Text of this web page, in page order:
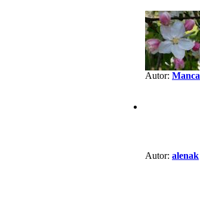
Autor: Manca
Autor: alenak